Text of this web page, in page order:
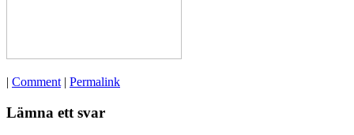
| Comment | Permalink
Lämna ett svar